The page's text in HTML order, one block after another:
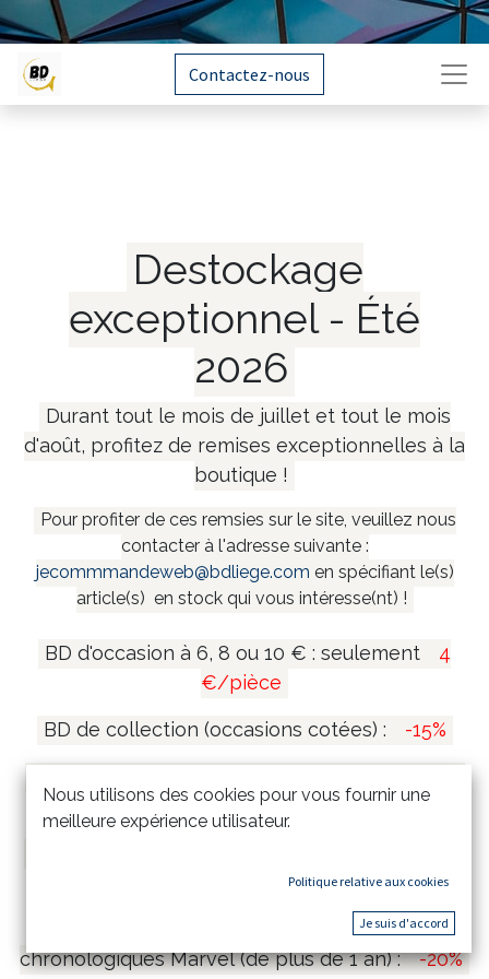
Contactez-nous
Destockage
exceptionnel - Été
2026
Durant tout le mois de juillet et tout le mois
d'août, profitez de remises exceptionnelles à la
boutique !
Pour profiter de ces remsies sur le site, veuillez nous
contacter à l'adresse suivante :
jecommmandeweb@bdliege.com en spécifiant le(s)
article(s) en stock qui vous intéresse(nt) !
BD d'occasion à 6, 8 ou 10 € : seulement
4
€/pièce
BD de collection (occasions cotées) : -15%
:
-20%
-15%
Comics Marvel Omnibus & Intégrales
chronologiques Marvel (de plus de 1 an) : -20%
Nous utilisons des cookies pour vous fournir une
meilleure expérience utilisateur.
Politique relative aux cookies
Je suis d'accord